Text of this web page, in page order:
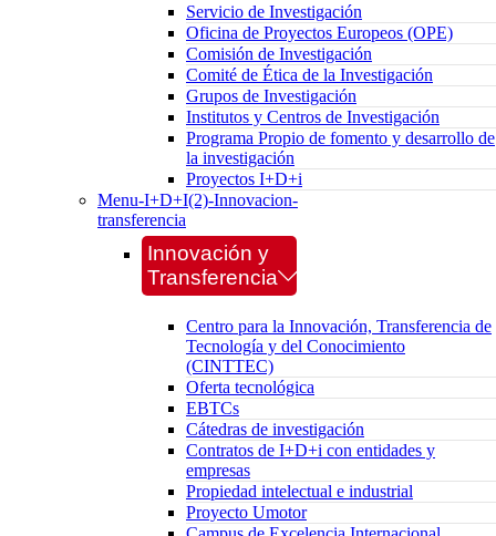
Servicio de Investigación
Oficina de Proyectos Europeos (OPE)
Comisión de Investigación
Comité de Ética de la Investigación
Grupos de Investigación
Institutos y Centros de Investigación
Programa Propio de fomento y desarrollo de
la investigación
Proyectos I+D+i
Menu-I+D+I(2)-Innovacion-
transferencia
Innovación y
Transferencia
Centro para la Innovación, Transferencia de
Tecnología y del Conocimiento
(CINTTEC)
Oferta tecnológica
EBTCs
Cátedras de investigación
Contratos de I+D+i con entidades y
empresas
Propiedad intelectual e industrial
Proyecto Umotor